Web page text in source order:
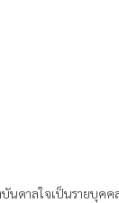
นดาลใจเป็นรายบุ